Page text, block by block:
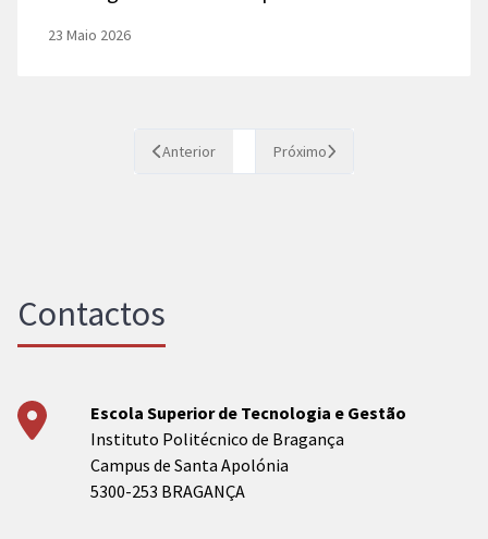
23 Maio 2026
Anterior Próximo
Contactos
Escola Superior de Tecnologia e Gestão
Instituto Politécnico de Bragança
Campus de Santa Apolónia
5300-253 BRAGANÇA